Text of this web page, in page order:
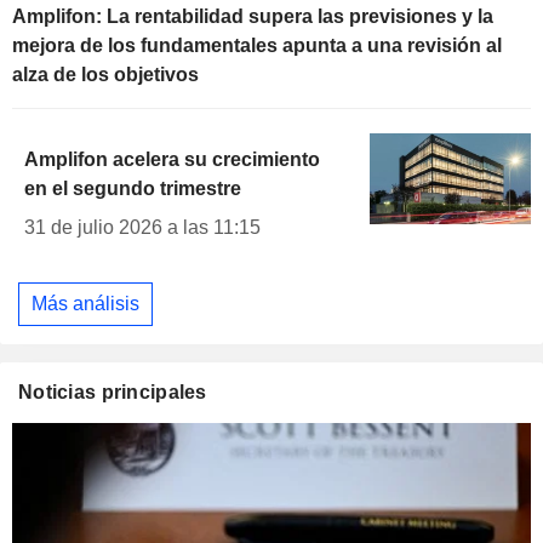
Amplifon: La rentabilidad supera las previsiones y la
mejora de los fundamentales apunta a una revisión al
alza de los objetivos
Amplifon acelera su crecimiento
en el segundo trimestre
31 de julio 2026 a las 11:15
Más análisis
Noticias principales